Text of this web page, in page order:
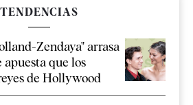
TENDENCIAS
Zendaya" arrasa
apuesta que los
de Hollywood